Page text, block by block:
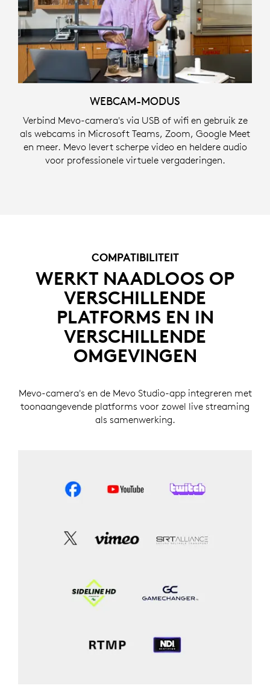
WEBCAM-MODUS
Verbind Mevo-camera's via USB of wifi en gebruik ze
als webcams in Microsoft Teams, Zoom, Google Meet
en meer. Mevo levert scherpe video en heldere audio
voor professionele virtuele vergaderingen.
COMPATIBILITEIT
WERKT NAADLOOS OP
VERSCHILLENDE
PLATFORMS EN IN
VERSCHILLENDE
OMGEVINGEN
Mevo-camera's en de Mevo Studio-app integreren met
toonaangevende platforms voor zowel live streaming
als samenwerking.